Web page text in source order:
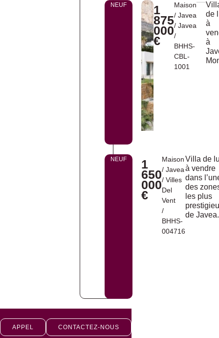
NEUF 1
875
000
€
Maison
/ Javea
/ Javea
/
BHHS-
CBL-
1001
de
à
à
NEUF 1
650
000
€
Maison
/ Javea
/ Villes
Del
Vent
/
BHHS-
004716
Villa de
à vendre
dans
des
les plus
de Javea.
APPEL CONTACTEZ-NOUS